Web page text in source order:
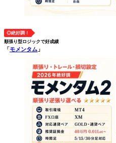
◎絶好調！
順張り型ロジックで好成績
「モメンタム 」